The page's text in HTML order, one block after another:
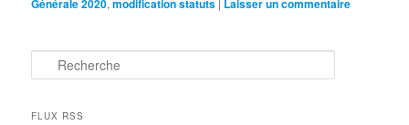
Générale 2020,modification statuts | Laisser un commentaire
e
h
FLUX RSS